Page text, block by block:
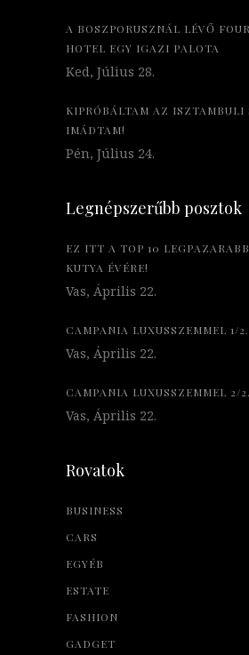
A BOSZPORUSZNÁL LÉVŐ
HOTEL EGY IGAZI PALOTA
Ked, Július 28.
KIPRÓBÁLTAM AZ ISZTAMBULI
IMÁDTAM!
Pén, Július 24.
Legnépszerűbb posztok
EZ ITT A TOP 10
KUTYA ÉVÉRE!
Vas, Április 22.
CAMPANIA LUXUSSZEMMEL 1/2.
Vas, Április 22.
CAMPANIA LUXUSSZEMMEL 2/2.
Vas, Április 22.
Rovatok
BUSINESS
CARS
EGYÉB
ESTATE
FASHION
GADGET